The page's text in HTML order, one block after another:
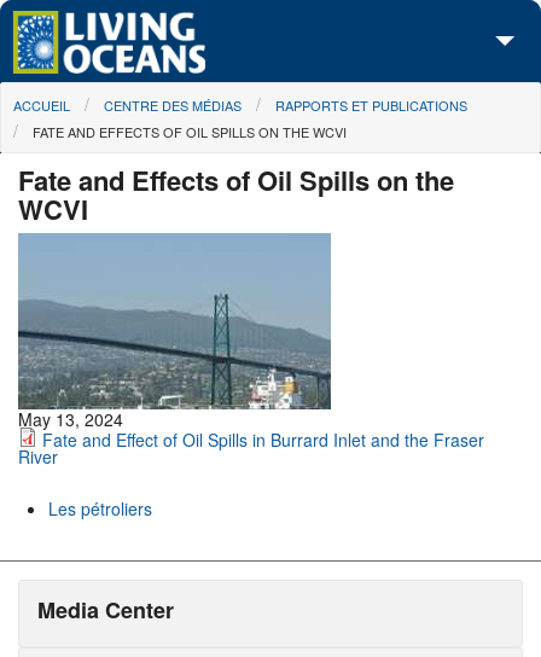
Skip to main content
À propos de nous
Centre des Médias
Passez à l'action
You are here
ACCUEIL CENTRE DES MÉDIAS
RAPPORTS ET PUBLICATIONS
FATE AND EFFECTS OF OIL SPILLS ON THE WCVI
Fate and Effects of Oil Spills on the
WCVI
May 13, 2024
Fate and Effect of Oil Spills in Burrard Inlet and the Fraser
River
Les pétroliers
Media Center